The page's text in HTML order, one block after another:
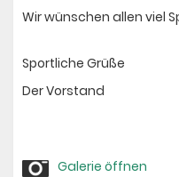
Wir wünschen allen viel
Sportliche Grüße
Der Vorstand
Galerie öffnen